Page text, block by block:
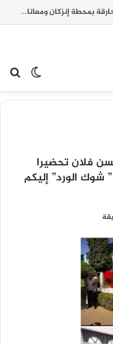
طوابير مواطنين تحت أشعة الشمس الحارقة بمحطة إنزكان ومعاناة يومية تطرح علامات استفهام حول جودة المرافق العمومية
فلان تحضيرا
شوك الورد” إليكم